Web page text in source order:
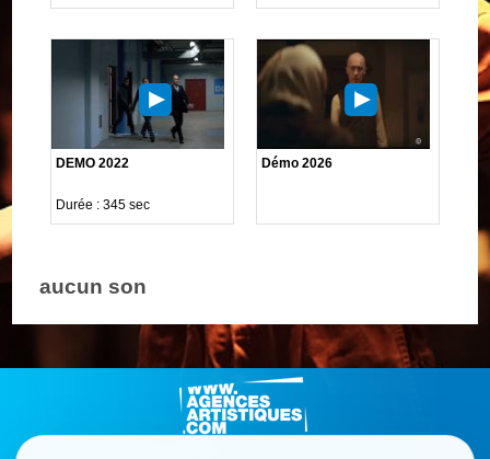
DEMO 2022
Durée : 345 sec
Démo 2026
aucun son